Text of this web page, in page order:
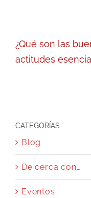
¿Qué son las
actitudes
CATEGORÍAS
Blog
De cerca con…
Eventos